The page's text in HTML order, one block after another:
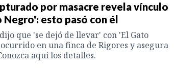
por masacre revela vínculo
Negro': esto pasó con él
que 'se dejó de llevar' con 'El Gato
en una finca de Rigores y asegura
aquí los detalles.